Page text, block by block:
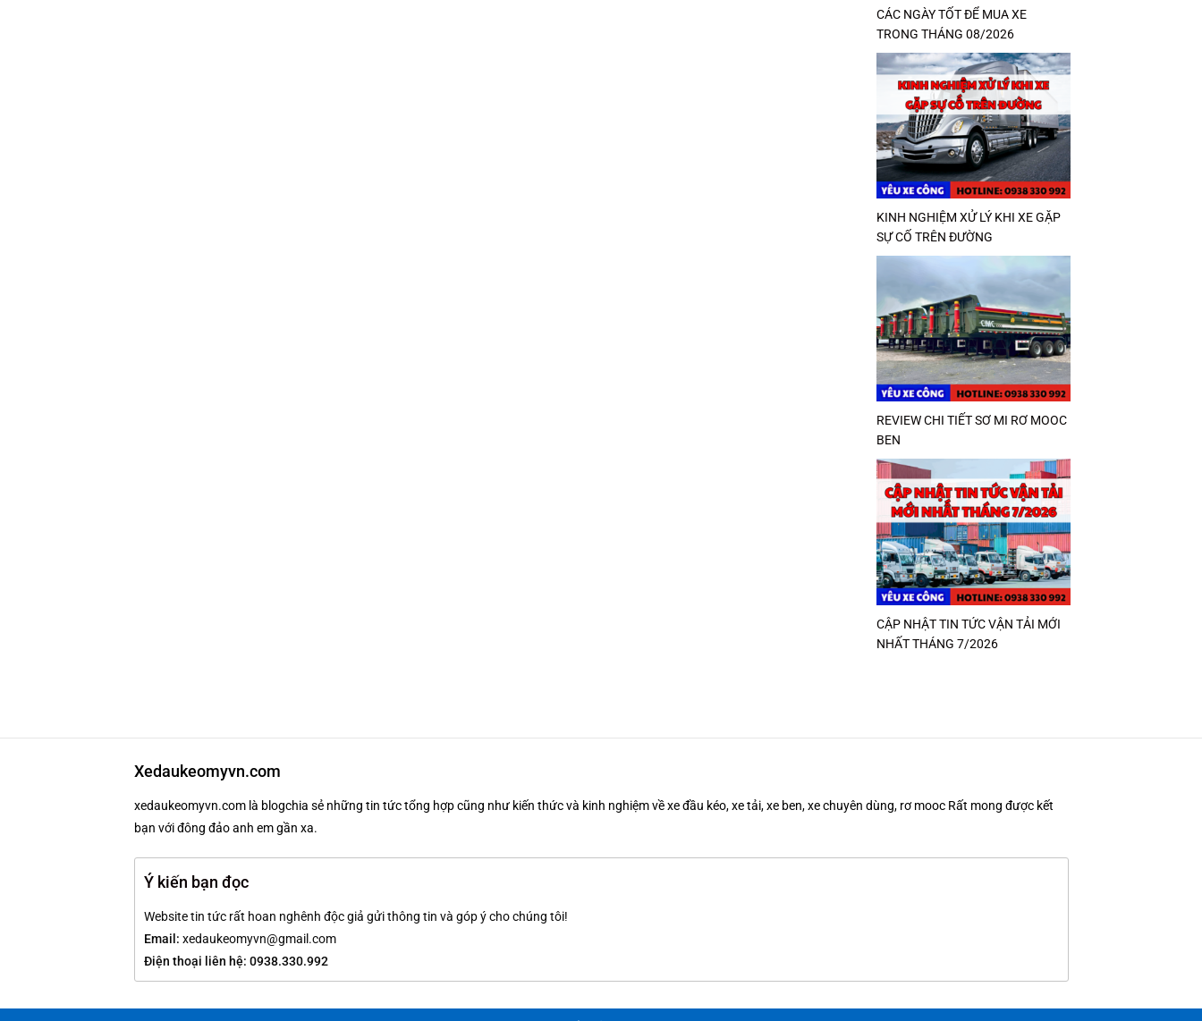
CÁC NGÀY TỐT ĐỂ MUA XE
TRONG THÁNG 08/2026
KINH NGHIỆM XỬ LÝ KHI XE GẶP
SỰ CỐ TRÊN ĐƯỜNG
REVIEW CHI TIẾT SƠ MI RƠ MOOC
BEN
CẬP NHẬT TIN TỨC VẬN TẢI MỚI
NHẤT THÁNG 7/2026
Xedaukeomyvn.com
xedaukeomyvn.com là blogchia sẻ những tin tức tổng hợp cũng như kiến thức và kinh nghiệm về xe đầu kéo, xe tải, xe ben, xe chuyên dùng, rơ mooc Rất mong được kết
bạn với đông đảo anh em gần xa.
Ý kiến bạn đọc
Website tin tức rất hoan nghênh độc giả gửi thông tin và góp ý cho chúng tôi!
Email: xedaukeomyvn@gmail.com
Điện thoại liên hệ: 0938.330.992